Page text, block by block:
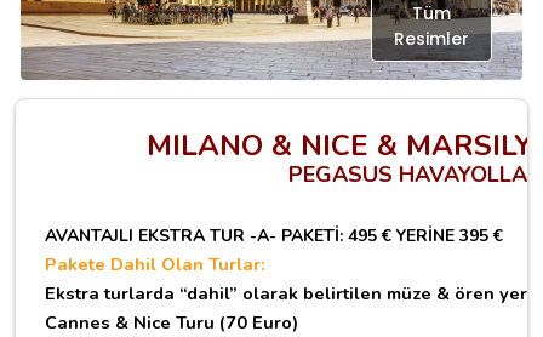
Tüm
Resimler
MILANO & NICE & MARSILYA
PEGASUS
AVANTAJLI EKSTRA TUR -A- PAKETI: 495 € YERINE 395 €
Pakete Dahil Olan Turlar:
Ekstra turlarda “dahil” olarak belirtilen müze & ören yeri
Cannes & Nice Turu (70 Euro)